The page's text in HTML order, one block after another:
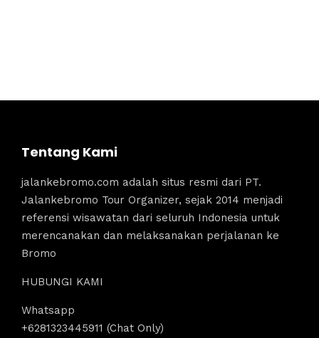
Tentang Kami
jalankebromo.com adalah situs resmi dari PT.
Jalankebromo Tour Organizer, sejak 2014 menjadi
referensi wisawatan dari seluruh Indonesia untuk
merencanakan dan melaksanakan perjalanan ke
Bromo
HUBUNGI KAMI
Whatsapp
+6281323445911 (Chat Only)